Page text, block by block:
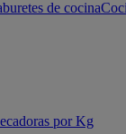
de cocina
por Kg